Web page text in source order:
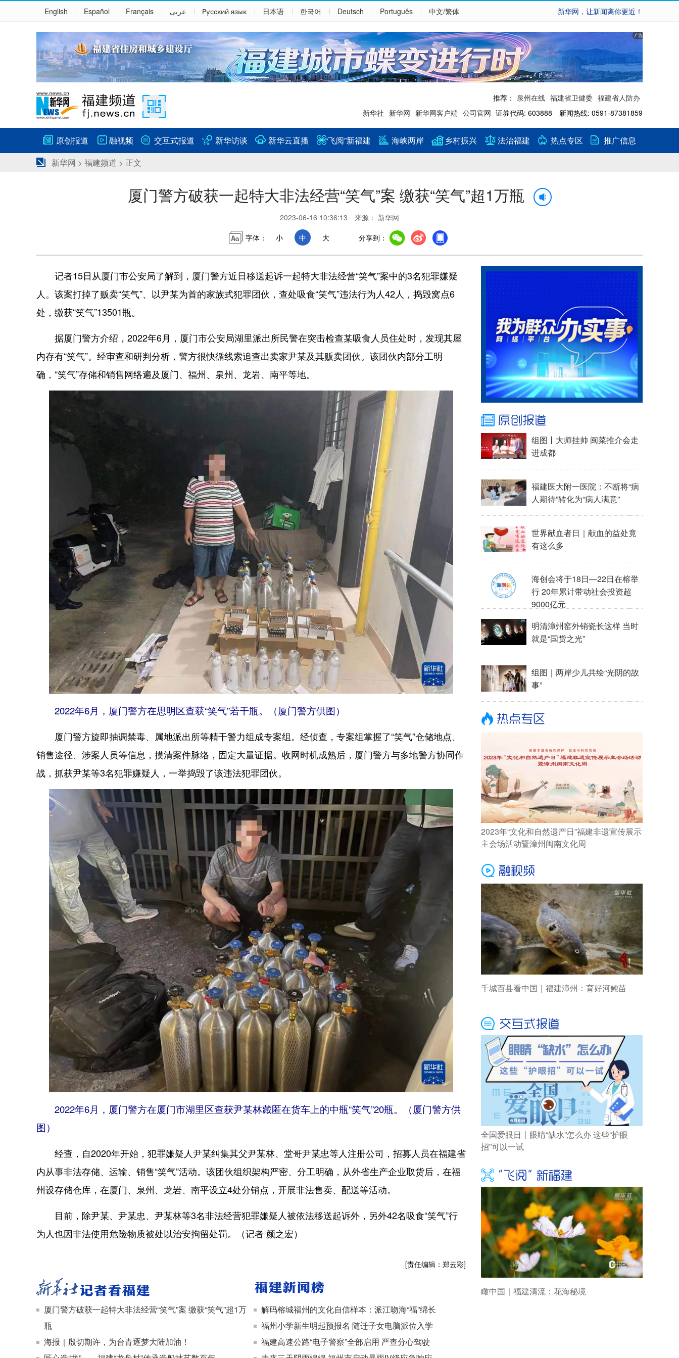
English Español Français عربى Русский язык 日本语 한국어 Deutsch Português 中文/繁体 新华网，让新闻离你更近！
推荐： 泉州在线 福建省卫健委 福建省人防办
新华社 新华网 新华网客户端 公司官网 证券代码: 603888 新闻热线: 0591-87381859
原创报道 融视频 交互式报道 新华访谈 新华云直播 “飞阅”新福建 海峡两岸 乡村振兴 法治福建 热点专区
推广信息
新华网 > 福建频道 > 正文
厦门警方破获一起特大非法经营“笑气”案 缴获“笑气”超1万瓶
2023-06-16 10:36:13 来源： 新华网
字体：
小 中 大 分享到：
记者15日从厦门市公安局了解到，厦门警方近日移送起诉一起特大非法经营“笑气”案中的3名犯罪嫌疑
人。该案打掉了贩卖“笑气”、以尹某为首的家族式犯罪团伙，查处吸食“笑气”违法行为人42人，捣毁窝点6
处，缴获“笑气”13501瓶。
据厦门警方介绍，2022年6月，厦门市公安局湖里派出所民警在突击检查某吸食人员住处时，发现其屋
内存有“笑气”。经审查和研判分析，警方很快循线索追查出卖家尹某及其贩卖团伙。该团伙内部分工明
确，“笑气”存储和销售网络遍及厦门、福州、泉州、龙岩、南平等地。
2022年6月，厦门警方在思明区查获“笑气”若干瓶。（厦门警方供图）
厦门警方旋即抽调禁毒、属地派出所等精干警力组成专案组。经侦查，专案组掌握了“笑气”仓储地点、
销售途径、涉案人员等信息，摸清案件脉络，固定大量证据。收网时机成熟后，厦门警方与多地警方协同作
战，抓获尹某等3名犯罪嫌疑人，一举捣毁了该违法犯罪团伙。
2022年6月，厦门警方在厦门市湖里区查获尹某林藏匿在货车上的中瓶“笑气”20瓶。（厦门警方供
图）
经查，自2020年开始，犯罪嫌疑人尹某纠集其父尹某林、堂哥尹某忠等人注册公司，招募人员在福建省
内从事非法存储、运输、销售“笑气”活动。该团伙组织架构严密、分工明确，从外省生产企业取货后，在福
州设存储仓库，在厦门、泉州、龙岩、南平设立4处分销点，开展非法售卖、配送等活动。
目前，除尹某、尹某忠、尹某林等3名非法经营犯罪嫌疑人被依法移送起诉外，另外42名吸食“笑气”行
为人也因非法使用危险物质被处以治安拘留处罚。（记者 颜之宏）
[责任编辑：郑云彩]
厦门警方破获一起特大非法经营“笑气”案 缴获“笑气”超1万
瓶
海报｜殷切期许，为台青逐梦大陆加油！
解码榕城福州的文化自信样本：派江吻海“福”绵长
福州小学新生明起预报名 随迁子女电脑派位入学
福建高速公路“电子警察”全部启用 严查分心驾驶
组图丨大师挂帅 闽菜推介会走
进成都
福建医大附一医院：不断将“病
人期待”转化为“病人满意”
世界献血者日｜献血的益处竟
有这么多
海创会将于18日—22日在榕举
行 20年累计带动社会投资超
9000亿元
明清漳州窑外销瓷长这样 当时
就是“国货之光”
组图｜两岸少儿共绘“光阴的故
事”
2023年“文化和自然遗产日”福建非遗宣传展示
主会场活动暨漳州闽南文化周
千城百县看中国｜福建漳州：育好河鲀苗
全国爱眼日丨眼睛“缺水”怎么办 这些“护眼
招”可以一试
瞰中国｜福建清流：花海秘境